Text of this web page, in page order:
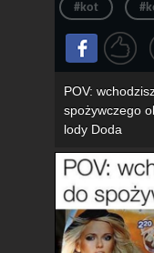
#kot
POV:
spożywczego
lody Doda